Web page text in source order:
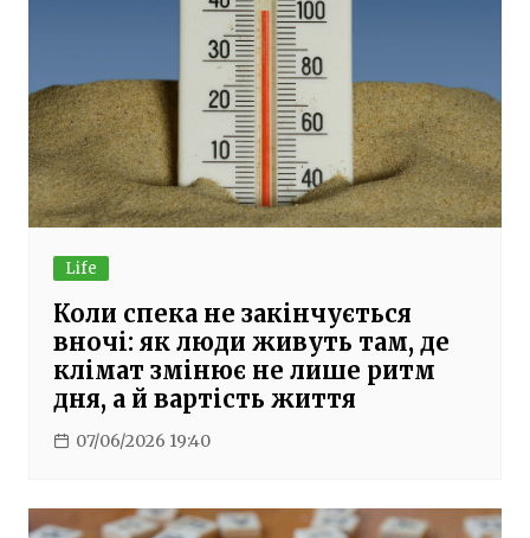
Life
Коли спека не закінчується
вночі: як люди живуть там, де
клімат змінює не лише ритм
дня, а й вартість життя
07/06/2026 19:40